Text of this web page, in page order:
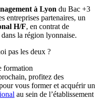
à Lyon du Bac +3
entreprises partenaires, un
H/F, en contrat de
la région lyonnaise.
pas les deux ?
formation
profitez des
vous former et acquérir un
au sein de l’établissement